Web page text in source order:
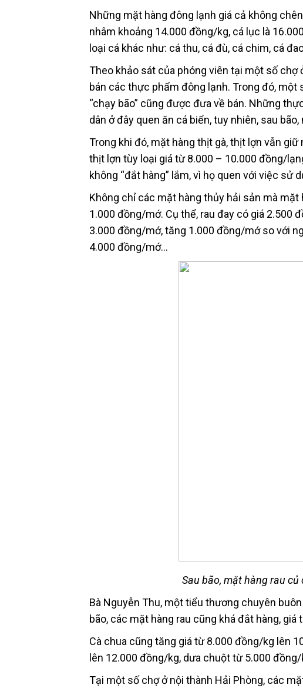
Những mặt hàng đông lạnh giá cả không
nhâm khoảng 14.000 đồng/kg, cá lục là
loại cá khác như: cá thu, cá đù, cá chim, cá
Theo khảo sát của phóng viên tại một số chợ
bán các thực phẩm đông lạnh. Trong đó, một
“chạy bão” cũng được đưa về bán. Những
dân ở đây quen ăn cá biển, tuy nhiên, sau
Trong khi đó, mặt hàng thịt gà, thịt lợn vẫn
thịt lợn tùy loại giá từ 8.000 – 10.000 đồng/
không “đắt hàng” lắm, vì họ quen với việc sử
Không chỉ các mặt hàng thủy hải sản mà
1.000 đồng/mớ. Cụ thể, rau đay có giá 2.500
3.000 đồng/mớ, tăng 1.000 đồng/mớ so với
4.000 đồng/mớ…
Sau bão, mặt hàng rau
Bà Nguyễn Thu, một tiểu thương chuyên
bão, các mặt hàng rau cũng khá đắt hàng, giá
Cà chua cũng tăng giá từ 8.000 đồng/kg lên
lên 12.000 đồng/kg, dưa chuột từ 5.000
Tại một số chợ ở nội thành Hải Phòng, các